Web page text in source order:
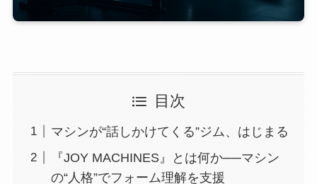
目次
マシンが“話しかけてくる”ジム、はじまる
『JOY MACHINES』とは何か──マシン
の“人格”でフォーム理解を支援